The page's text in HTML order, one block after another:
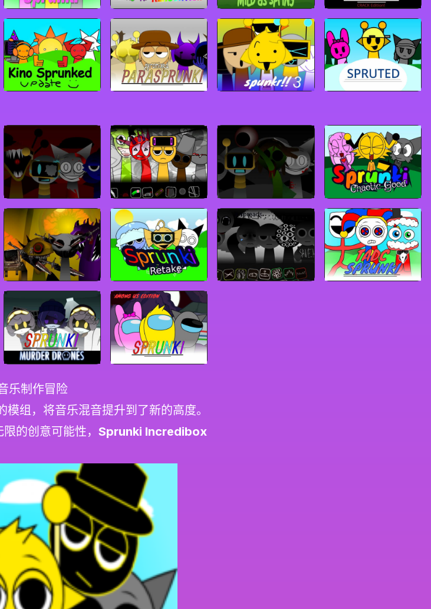
乐制作冒险
模组，将音乐混音提升到了新的高度。
的创意可能性， Sprunki Incredibox